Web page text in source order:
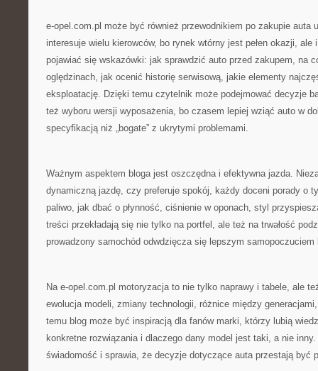
e-opel.com.pl może być również przewodnikiem po zakupie auta
interesuje wielu kierowców, bo rynek wtórny jest pełen okazji, ale
pojawiać się wskazówki: jak sprawdzić auto przed zakupem, na
oględzinach, jak ocenić historię serwisową, jakie elementy
eksploatację. Dzięki temu czytelnik może podejmować decyzje
też wyboru wersji wyposażenia, bo czasem lepiej wziąć auto w
specyfikacją niż „bogate” z ukrytymi problemami.
Ważnym aspektem bloga jest oszczędna i efektywna jazda.
dynamiczną jazdę, czy preferuje spokój, każdy doceni porady o
paliwo, jak dbać o płynność, ciśnienie w oponach, styl
treści przekładają się nie tylko na portfel, ale też na trwałość
prowadzony samochód odwdzięcza się lepszym samopoczuciem
Na e-opel.com.pl motoryzacja to nie tylko naprawy i tabele, ale
ewolucja modeli, zmiany technologii, różnice między
temu blog może być inspiracją dla fanów marki, którzy lubią
konkretne rozwiązania i dlaczego dany model jest taki, a nie
świadomość i sprawia, że decyzje dotyczące auta przestają być